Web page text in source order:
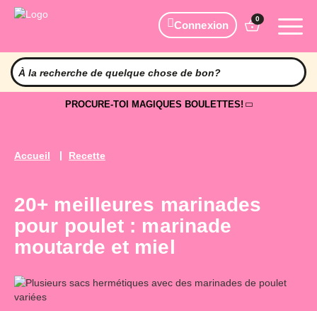
Connexion
0
PROCURE-TOI MAGIQUES BOULETTES!
Accueil Recette
20+ meilleures marinades
pour poulet : marinade
moutarde et miel